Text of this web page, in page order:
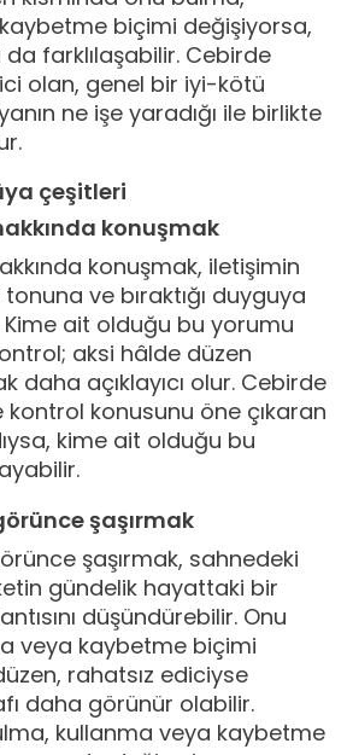
biçimi değişiyorsa,
farklılaşabilir. Cebirde
olan, genel bir iyi-kötü
ne işe yaradığı ile birlikte
çeşitleri
konuşmak
konuşmak, iletişimin
ve bıraktığı duyguya
ait olduğu bu yorumu
aksi hâlde düzen
daha açıklayıcı olur. Cebirde
kontrol konusunu öne çıkaran
kime ait olduğu bu
şaşırmak
şaşırmak, sahnedeki
gündelik hayattaki bir
düşündürebilir. Onu
veya kaybetme biçimi
rahatsız ediciyse
daha görünür olabilir.
kullanma veya kaybetme